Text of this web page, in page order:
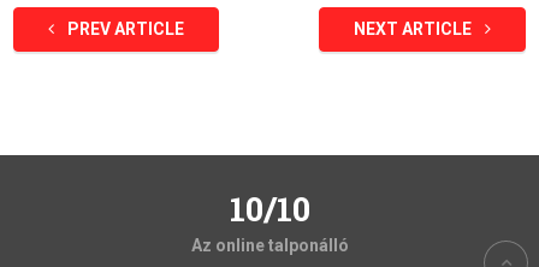
PREV ARTICLE NEXT ARTICLE
10/10
Az online talponálló